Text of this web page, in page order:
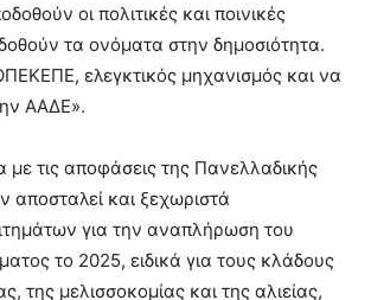
οι πολιτικές και ποινικές
τα ονόματα στην δημοσιότητα.
ελεγκτικός μηχανισμός και να
ΑΑΔΕ».
τις αποφάσεις της Πανελλαδικής
αποσταλεί και ξεχωριστά
για την αναπλήρωση του
το 2025, ειδικά για τους κλάδους
της μελισσοκομίας και της αλιείας,